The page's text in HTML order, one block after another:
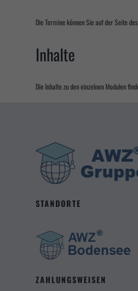
Die Termine können Sie auf der Seite
Inhalte
Die Inhalte zu den einzelnen Modulen
STANDORTE
ZAHLUNGSWEISEN